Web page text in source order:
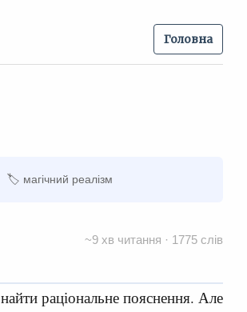
Головна
🏷 магічний реалізм
~9 хв читання · 1775 слів
раціональне пояснення. Але